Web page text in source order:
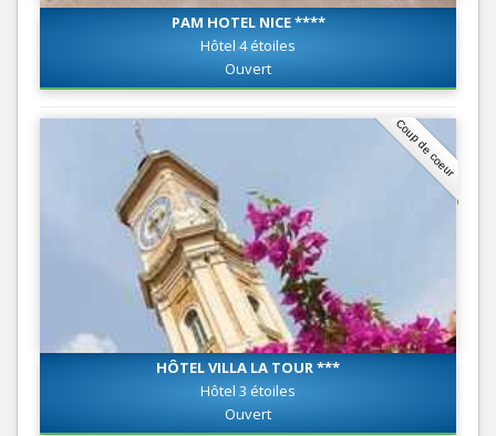
PAM HOTEL NICE ****
Hôtel 4 étoiles
Ouvert
Coup de coeur
HÔTEL VILLA LA TOUR ***
Hôtel 3 étoiles
Ouvert